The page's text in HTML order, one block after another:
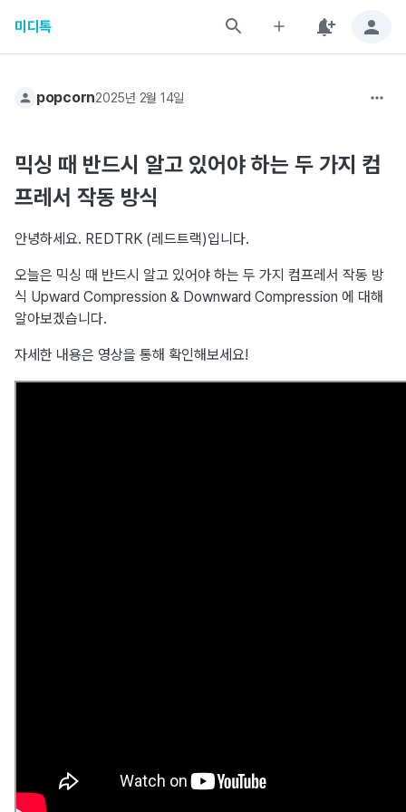
미디톡
popcorn2025년 2월 14일
믹싱 때 반드시 알고 있어야 하는 두 가지 컴
프레서 작동 방식
안녕하세요. REDTRK (레드트랙)입니다.
오늘은 믹싱 때 반드시 알고 있어야 하는 두 가지 컴프레서 작동 방
식 Upward Compression & Downward Compression 에 대해
알아보겠습니다.
자세한 내용은 영상을 통해 확인해보세요!